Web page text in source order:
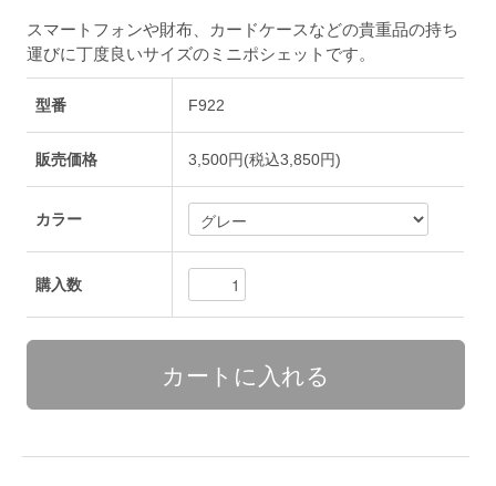
スマートフォンや財布、カードケースなどの貴重品の持ち
運びに丁度良いサイズのミニポシェットです。
型番 F922
販売価格 3,500円(税込3,850円)
カラー
購入数